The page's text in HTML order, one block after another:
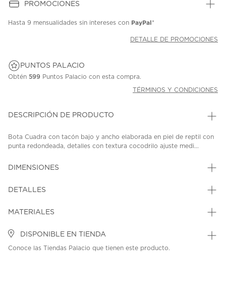
PROMOCIONES
Hasta 9 mensualidades sin intereses con PayPal*
DETALLE DE PROMOCIONES
PUNTOS PALACIO
Obtén 599 Puntos Palacio con esta compra.
TÉRMINOS Y CONDICIONES
DESCRIPCIÓN DE PRODUCTO
Bota Cuadra con tacón bajo y ancho elaborada en piel de reptil con
punta redondeada, detalles con textura cocodrilo ajuste medi...
DIMENSIONES
DETALLES
MATERIALES
DISPONIBLE EN TIENDA
Conoce las Tiendas Palacio que tienen este producto.